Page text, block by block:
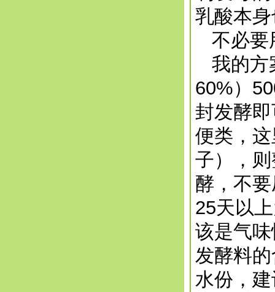
乳酸本
不必要
我的方
60%）
封发酵
便类，
子），
酵，不
25天以
该是气
发酵料
水份，